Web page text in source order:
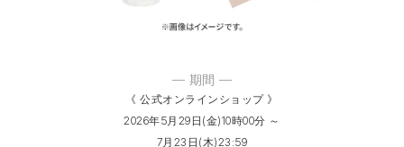
— 期間 —
《 公式オンラインショップ 》
2026年5月29日(金)10時00分 ～
7月23日(木)23:59